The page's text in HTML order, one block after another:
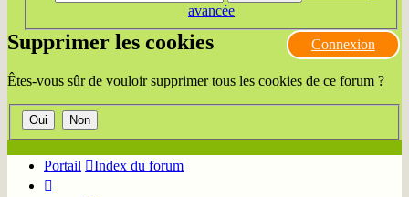
avancée
Connexion
Supprimer les cookies
Êtes-vous sûr de vouloir supprimer tous les cookies de ce forum ?
Portail Index du forum